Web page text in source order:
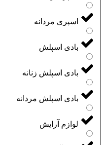
اسپری مردانه
بادی اسپلش
بادی اسپلش زنانه
بادی اسپلش مردانه
لوازم آرایش